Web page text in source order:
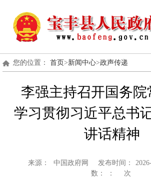
您的位置： 首页>新闻中心>政声传递
李强主持召开国务院
学习贯彻习近平总书
讲话精神
来源： 中国政府网 发布时间：
数：
： 次